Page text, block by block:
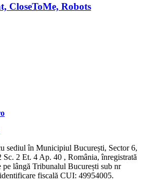
CloseToMe, Robots
în Municipiul București, Sector 6,
2 Et. 4 Ap. 40 , România, înregistrată
lângă Tribunalul București sub nr
fiscală CUI: 49954005.